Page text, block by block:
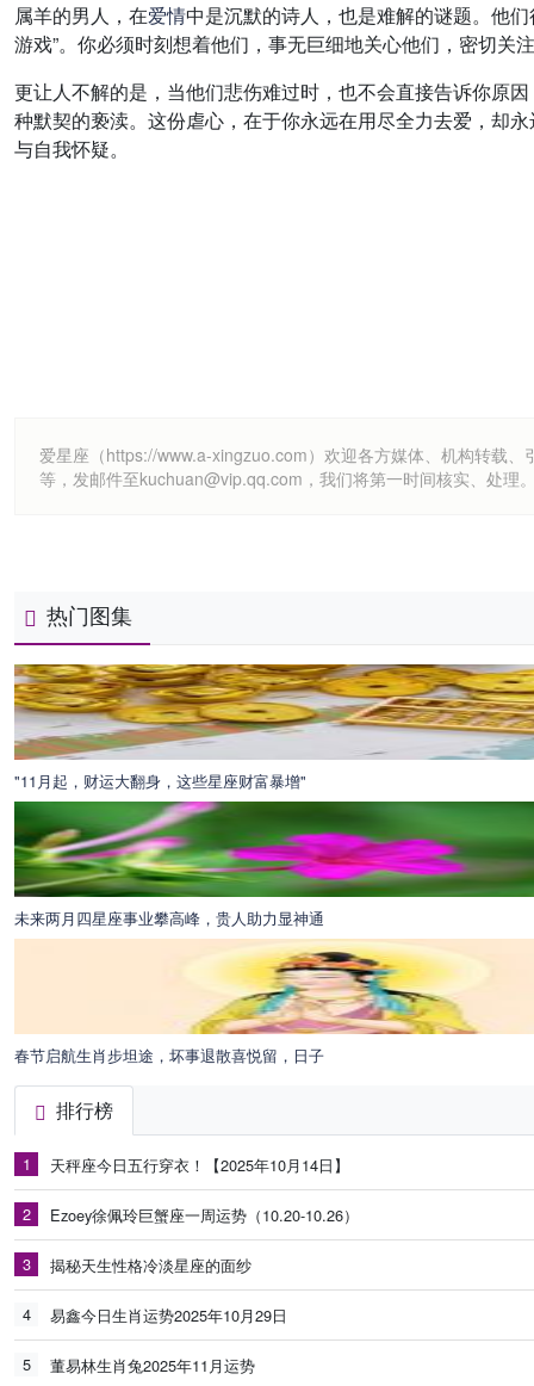
属羊的男人，在爱情中是沉默的诗人，也是难解的谜题。他
游戏”。你必须时刻想着他们，事无巨细地关心他们，密切
更让人不解的是，当他们悲伤难过时，也不会直接告诉你原
种默契的亵渎。这份虐心，在于你永远在用尽全力去爱，却
与自我怀疑。
爱星座（https://www.a-xingzuo.com）欢迎各方媒体、机构转载
等，发邮件至kuchuan@vip.qq.com，我们将第一时间核实、处理
热门图集
"11月起，财运大翻身，这些星座财富暴增"
未来两月四星座事业攀高峰，贵人助力显神通
春节启航生肖步坦途，坏事退散喜悦留，日子
排行榜
1 天秤座今日五行穿衣！【2025年10月14日】
2 Ezoey徐佩玲巨蟹座一周运势（10.20-10.26）
3 揭秘天生性格冷淡星座的面纱
4 易鑫今日生肖运势2025年10月29日
5 董易林生肖兔2025年11月运势